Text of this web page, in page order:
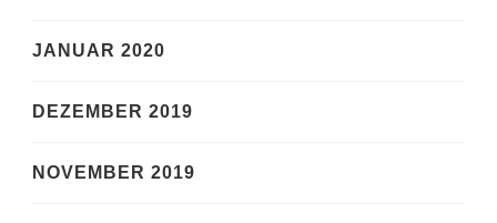
JANUAR 2020
DEZEMBER 2019
NOVEMBER 2019